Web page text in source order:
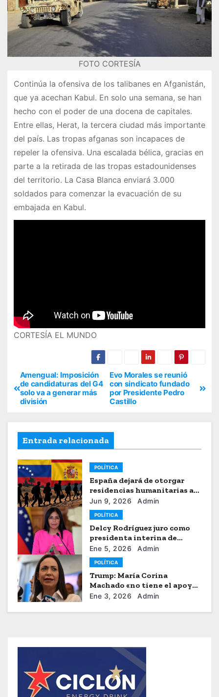
FOTO CORTESÍA
Continúa la ofensiva de los talibanes en Afganistán,
que ya acechan Kabul. En solo una semana, se han
hecho con el poder de una docena de capitales.
Entre ellas, Herat, la tercera ciudad más importante
del país. Las tropas afganas son incapaces de
repeler la ofensiva. Una escalada bélica, gracias en
parte a la retirada de las tropas estadounidenses
del territorio. La Casa Blanca enviará 3.000
soldados para comenzar la evacuación de su
embajada en Kabul.
CORTESÍA EL MUNDO
Evo Morales se reunió
con sindicato fundado
por Presidente Pedro
Castillo
Amengual: Imposición
de candidaturas del G4
solo va a generar más
división
Entrada relacionada
POLÍTICA
España dejará de otorgar
residencias humanitarias a
venezolanos
Jun 9, 2026 Admin
POLÍTICA
Delcy Rodríguez juro como
presidenta interina de
Venezuela
Ene 5, 2026 Admin
POLÍTICA
Trump: María Corina
Machado «no tiene el apoyo»
para dirigir Venezuela
Ene 3, 2026 Admin